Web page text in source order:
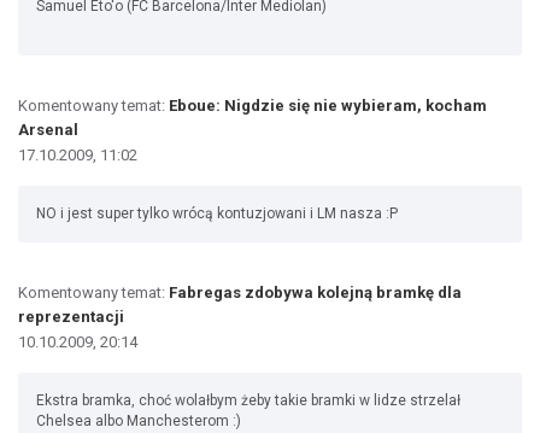
Samuel Eto'o (FC Barcelona/Inter Mediolan)
Komentowany temat: Eboue: Nigdzie się nie wybieram, kocham
Arsenal
17.10.2009, 11:02
NO i jest super tylko wrócą kontuzjowani i LM nasza :P
Komentowany temat: Fabregas zdobywa kolejną bramkę dla
reprezentacji
10.10.2009, 20:14
Ekstra bramka, choć wolałbym żeby takie bramki w lidze strzelał
Chelsea albo Manchesterom :)